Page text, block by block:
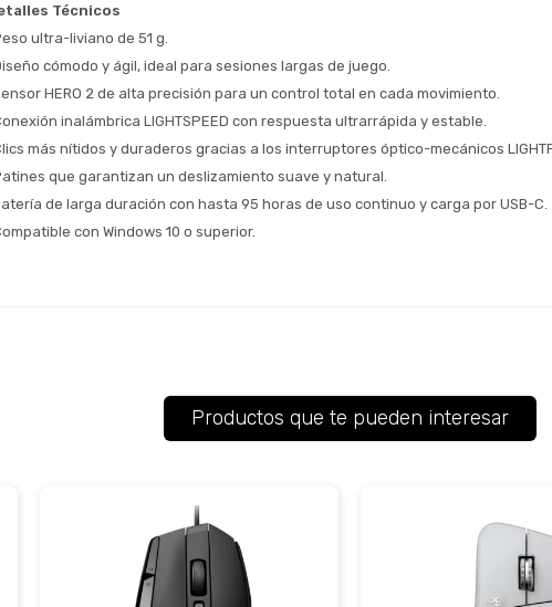
Técnicos
ultra-liviano de 51 g.
cómodo y ágil, ideal para sesiones largas de juego.
HERO 2 de alta precisión para un control total en cada movimiento.
inalámbrica LIGHTSPEED con respuesta ultrarrápida y estable.
más nítidos y duraderos gracias a los interruptores óptico-mecánicos
que garantizan un deslizamiento suave y natural.
de larga duración con hasta 95 horas de uso continuo y carga por USB-C.
con Windows 10 o superior.
Productos que te pueden interesar